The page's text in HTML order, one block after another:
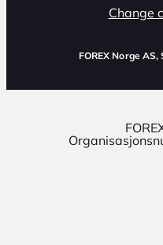
Change
FOREX Norge AS,